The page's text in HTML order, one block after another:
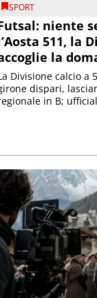
SPORT
niente
511, la
la
Divisione calcio a
dispari,
in B;